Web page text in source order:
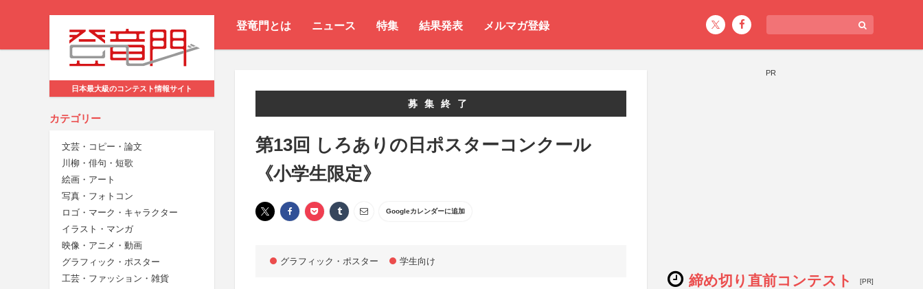
登竜門とは ニュース 特集 結果発表 メルマガ登録
日本最大級のコンテスト情報サイト
カテゴリー
文芸・コピー・論文
川柳・俳句・短歌
絵画・アート
写真・フォトコン
ロゴ・マーク・キャラクター
イラスト・マンガ
映像・アニメ・動画
グラフィック・ポスター
工芸・ファッション・雑貨
募集終了
第13回 しろありの日ポスターコンクール
《小学生限定》
Googleカレンダーに追加
グラフィック・ポスター 学生向け
PR
締め切り直前コンテスト [PR]